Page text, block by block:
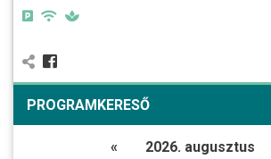
PROGRAMKERESŐ
« 2026. augusztus